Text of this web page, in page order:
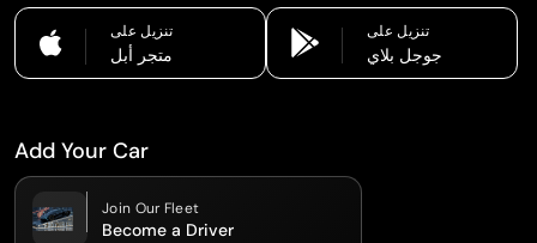
تنزيل على
متجر أبل
تنزيل على
جوجل بلاي
Add Your Car
Join Our Fleet
Become a Driver